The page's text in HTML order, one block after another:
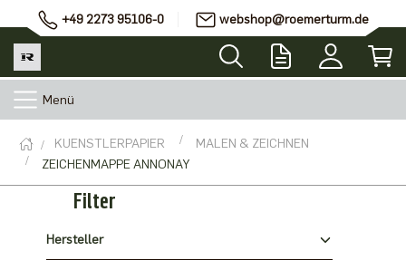
+49 2273 95106-0 webshop@roemerturm.de
Menü
KUENSTLERPAPIER
MALEN & ZEICHNEN
ZEICHENMAPPE ANNONAY
Filter
Hersteller